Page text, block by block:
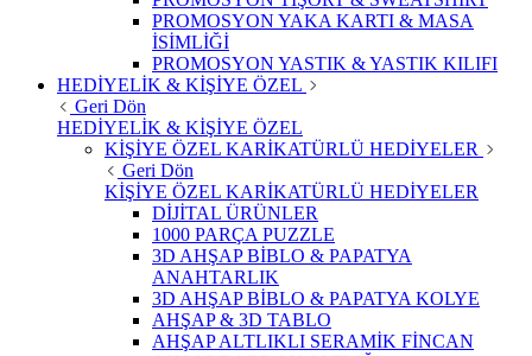
PROMOSYON YAKA KARTI & MASA
İSİMLİĞİ
PROMOSYON YASTIK & YASTIK KILIFI
HEDİYELİK & KİŞİYE ÖZEL
Geri Dön
HEDİYELİK & KİŞİYE ÖZEL
KİŞİYE ÖZEL KARİKATÜRLÜ HEDİYELER
Geri Dön
KİŞİYE ÖZEL KARİKATÜRLÜ HEDİYELER
DİJİTAL ÜRÜNLER
1000 PARÇA PUZZLE
3D AHŞAP BİBLO & PAPATYA
ANAHTARLIK
3D AHŞAP BİBLO & PAPATYA KOLYE
AHŞAP & 3D TABLO
AHŞAP ALTLIKLI SERAMİK FİNCAN